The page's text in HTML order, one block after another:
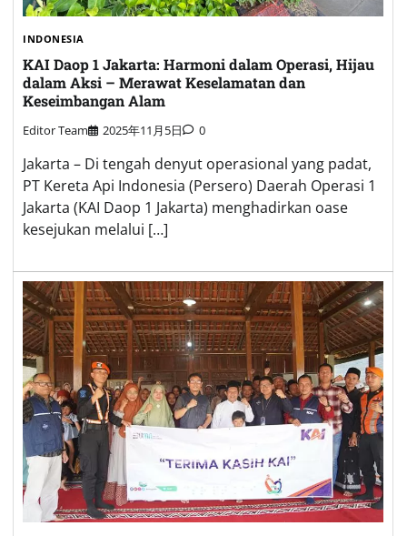
INDONESIA
KAI Daop 1 Jakarta: Harmoni dalam Operasi, Hijau
dalam Aksi – Merawat Keselamatan dan
Keseimbangan Alam
Editor Team 2025年11月5日 0
Jakarta – Di tengah denyut operasional yang padat,
PT Kereta Api Indonesia (Persero) Daerah Operasi 1
Jakarta (KAI Daop 1 Jakarta) menghadirkan oase
kesejukan melalui […]